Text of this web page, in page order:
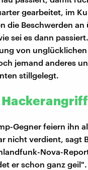
gearbeitet, im
die Beschwerden
sei es dann
von
jemand anderes
stillgelegt.
Hackerangriff
Gegner feiern ihn
nicht verdient, sagt
Nova-
er schon ganz